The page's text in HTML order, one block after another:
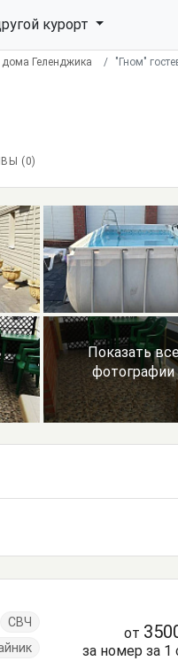
курорт
дома Геленджика "Гном"
( 0)
Показать
фотографии
СВЧ
от
за номер за 1